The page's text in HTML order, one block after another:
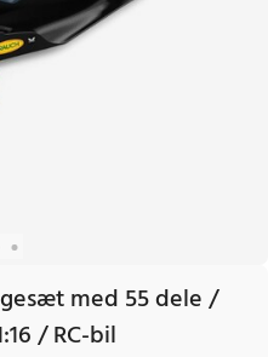
med 55 dele /
/ RC-bil